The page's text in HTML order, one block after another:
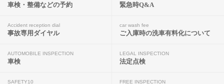
車検・整備などの予約 緊急時Q&A
Accident reception dial
事故専用ダイヤル
car wash fee
ご入庫時の洗車有料化について
AUTOMOBILE INSPECTION
車検
LEGAL INSPECTION
法定点検
SAFETY10 FREE INSPECTION